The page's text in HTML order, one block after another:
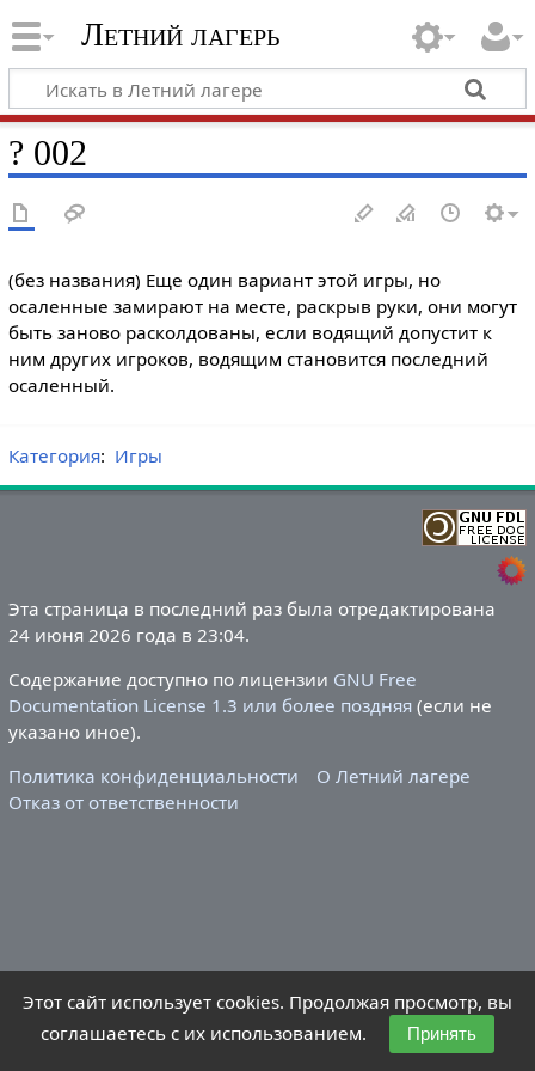
Летний лагерь
? 002
(без названия) Еще один вариант этой игры, но
осаленные замирают на месте, раскрыв руки, они могут
быть заново расколдованы, если водящий допустит к
ним других игроков, водящим становится последний
осаленный.
Категория: Игры
Эта страница в последний раз была отредактирована
24 июня 2026 года в 23:04.
Содержание доступно по лицензии GNU Free
Documentation License 1.3 или более поздняя(если не
указано иное).
Политика конфиденциальности
О Летний лагере
Отказ от ответственности
Этот сайт использует cookies. Продолжая просмотр, вы
соглашаетесь с их использованием.
Принять